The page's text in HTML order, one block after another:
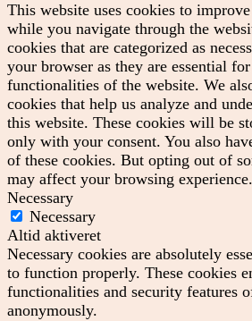
This website uses cookies to
while you navigate through the
cookies that are categorized as
your browser as they are essential
functionalities of the website. We
cookies that help us analyze and
this website. These cookies will be
only with your consent. You also
of these cookies. But opting out of
may affect your browsing experience.
Necessary
Necessary
Altid aktiveret
Necessary cookies are absolutely
to function properly. These cookies
functionalities and security features
anonymously.